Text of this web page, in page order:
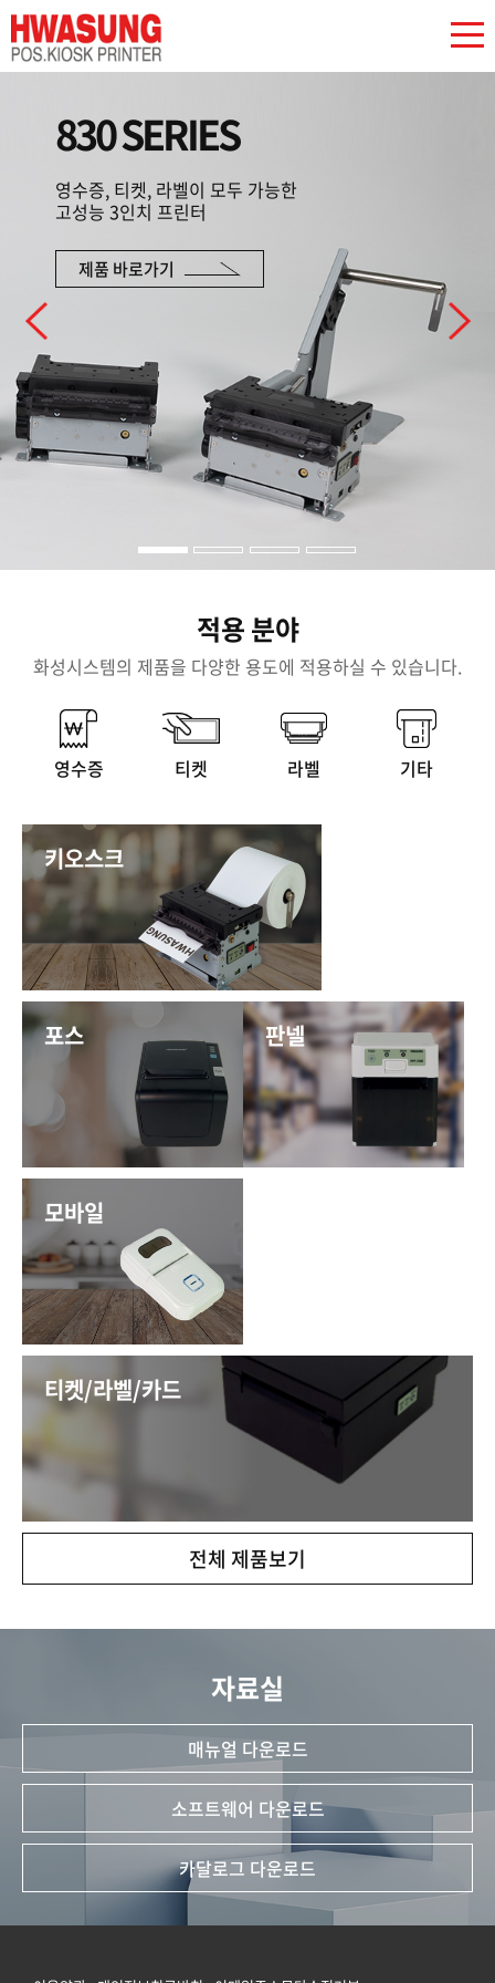
830 SERIES
영수증, 티켓, 라벨이 모두 가능한
고성능 3인치 프린터
제품 바로가기
적용 분야
화성시스템의 제품을 다양한 용도에 적용하실 수 있습니다.
영수증 티켓 라벨 기타
키오스크
포스 판넬
모바일
티켓/라벨/카드
전체 제품보기
자료실
매뉴얼 다운로드
소프트웨어 다운로드
카달로그 다운로드